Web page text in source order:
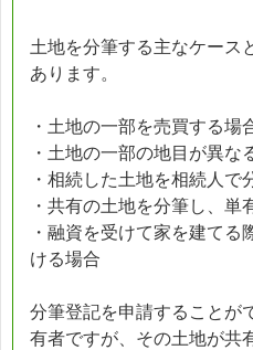
土地を分筆する主なケース
あります。
・土地の一部を売買する場
・土地の一部の地目が異な
・相続した土地を相続人で
・共有の土地を分筆し、単
・融資を受けて家を建て
ける場合
分筆登記を申請することが
有者ですが、その土地が共